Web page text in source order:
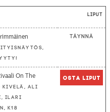
Liput
Täynnä
On The
Kivelä, Ali
Ilari
K18
Osta liput